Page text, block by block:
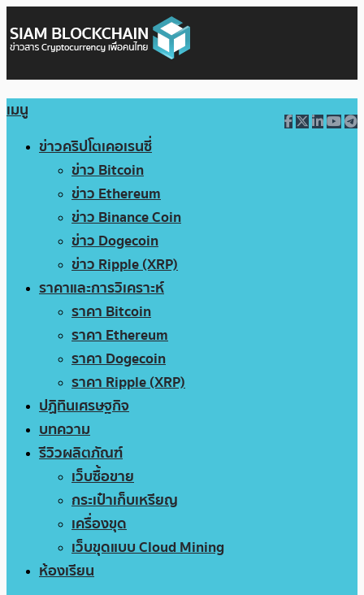
เมนู
ข่าวคริปโตเคอเรนซี่
ข่าว Bitcoin
ข่าว Ethereum
ข่าว Binance Coin
ข่าว Dogecoin
ข่าว Ripple (XRP)
ราคาและการวิเคราะห์
ราคา Bitcoin
ราคา Ethereum
ราคา Dogecoin
ราคา Ripple (XRP)
ปฏิทินเศรษฐกิจ
บทความ
รีวิวผลิตภัณฑ์
เว็บซื้อขาย
กระเป๋าเก็บเหรียญ
เครื่องขุด
เว็บขุดแบบ Cloud Mining
ห้องเรียน